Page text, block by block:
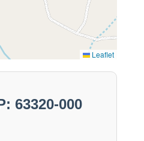
Leaflet
63320-000